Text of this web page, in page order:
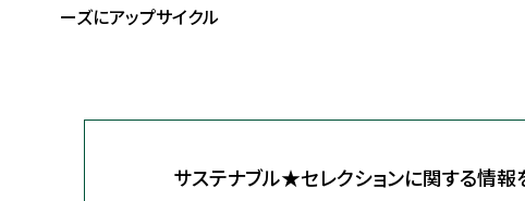
ーズにアップサイクル
サステナブル★セレクションに関する情報